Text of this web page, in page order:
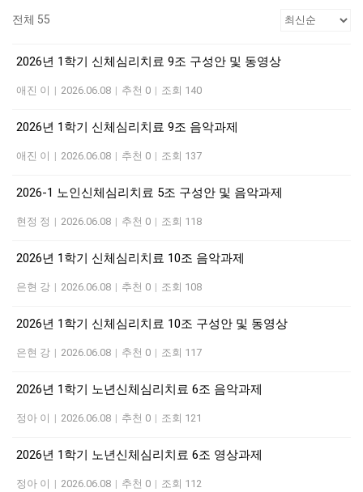
전체 55
2026년 1학기 신체심리치료 9조 구성안 및 동영상
애진 이 | 2026.06.08 | 추천 0 | 조회 140
2026년 1학기 신체심리치료 9조 음악과제
애진 이 | 2026.06.08 | 추천 0 | 조회 137
2026-1 노인신체심리치료 5조 구성안 및 음악과제
현정 정 | 2026.06.08 | 추천 0 | 조회 118
2026년 1학기 신체심리치료 10조 음악과제
은현 강 | 2026.06.08 | 추천 0 | 조회 108
2026년 1학기 신체심리치료 10조 구성안 및 동영상
은현 강 | 2026.06.08 | 추천 0 | 조회 117
2026년 1학기 노년신체심리치료 6조 음악과제
정아 이 | 2026.06.08 | 추천 0 | 조회 121
2026년 1학기 노년신체심리치료 6조 영상과제
정아 이 | 2026.06.08 | 추천 0 | 조회 112